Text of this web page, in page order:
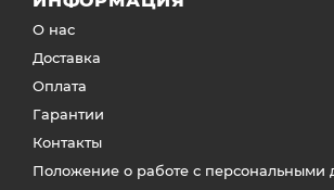
О нас
Доставка
Оплата
Гарантии
Контакты
Положение о работе с персональными